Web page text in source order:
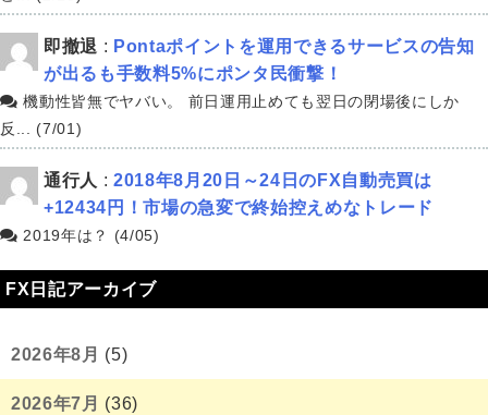
即撤退 : Pontaポイントを運用できるサービスの告知
が出るも手数料5%にポンタ民衝撃！
機動性皆無でヤバい。 前日運用止めても翌日の閉場後にしか
反... (7/01)
通行人 : 2018年8月20日～24日のFX自動売買は
+12434円！市場の急変で終始控えめなトレード
2019年は？ (4/05)
FX日記アーカイブ
2026年8月 (5)
2026年7月 (36)